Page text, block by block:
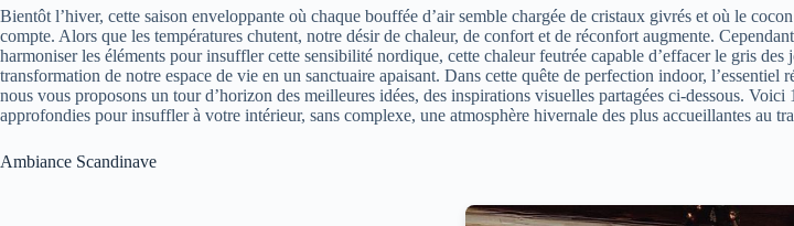
Bientôt l’hiver, cette saison enveloppante où chaque bouffée d’air semble chargée de cristaux givrés et où le
compte. Alors que les températures chutent, notre désir de chaleur, de confort et de réconfort augmente.
harmoniser les éléments pour insuffler cette sensibilité nordique, cette chaleur feutrée capable d’effacer le gris
transformation de notre espace de vie en un sanctuaire apaisant. Dans cette quête de perfection indoor,
nous vous proposons un tour d’horizon des meilleures idées, des inspirations visuelles partagées ci-dessous.
approfondies pour insuffler à votre intérieur, sans complexe, une atmosphère hivernale des plus accueillantes au
Ambiance Scandinave